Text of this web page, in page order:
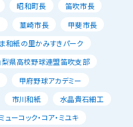
昭和町長
笛吹市長
韮崎市長
甲斐市長
和紙の里かみすきパーク
梨県高校野球連盟笛吹支部
甲府野球アカデミー
市川和紙
水晶貴石細工
ミューコック・コア・ミユキ